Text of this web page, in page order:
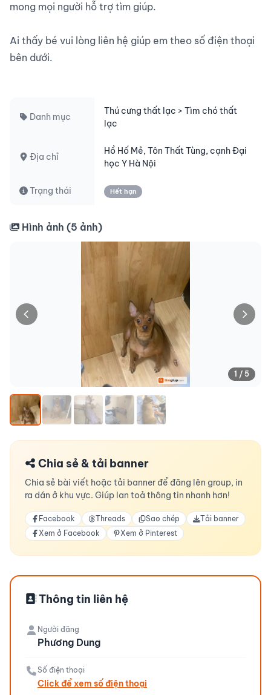
mong mọi người hỗ trợ tìm giúp.
Ai thấy bé vui lòng liên hệ giúp em theo số điện thoại
bên dưới.
Danh mục
Thú cưng thất lạc > Tìm chó thất
lạc
Địa chỉ
Hồ Hố Mẻ, Tôn Thất Tùng, cạnh Đại
học Y Hà Nội
Trạng thái Hết hạn
Hình ảnh (5 ảnh)
1 / 5
Chia sẻ & tải banner
Chia sẻ bài viết hoặc tải banner để đăng lên group, in
ra dán ở khu vực. Giúp lan toả thông tin nhanh hơn!
Facebook Threads Sao chép
Tải banner
Xem ở Facebook
Xem ở Pinterest
Thông tin liên hệ
Người đăng
Phương Dung
Số điện thoại
Click để xem số điện thoại